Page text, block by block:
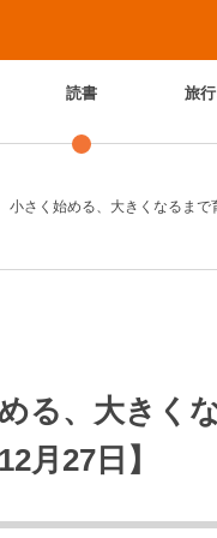
読書 旅
小さく始める、大きくなるまで
る、大きく
月27日】